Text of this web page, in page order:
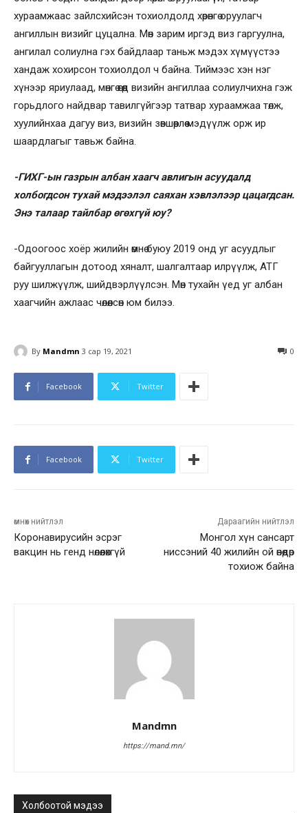
хураамжаас зайлсхийсэн тохиолдолд хөрөнгө оруулагч
ангиллын визийг цуцална. Мөн зарим иргэд виз гаргуулна,
ангилал солиулна гэх байдлаар таньж мэдэх хүмүүстээ
хандаж хохирсон тохиолдол ч байна. Тиймээс хэн нэг
хүнээр яриулаад, мөнгө өгөөд визийн ангиллаа солиулчихна гэж
горьдлого найдвар тавилгүйгээр татвар хураамжаа төлж,
хуулийнхаа дагуу виз, визийн зөвшөөрлөө мэдүүлж орж ир
шаардлагыг тавьж байна.
-ГИХГ-ын газрын албан хаагч авлигын асуудалд
холбогдсон тухай мэдээлэл саяхан хэвлэлээр цацагдсан.
Энэ талаар тайлбар өгөхгүй юу?
-Одоогоос хоёр жилийн өмнө буюу 2019 онд уг асуудлыг
байгууллагын дотоод хяналт, шалгалтаар илрүүлж, АТГ
руу шилжүүлж, шийдвэрлүүлсэн. Мөн тухайн үед уг албан
хаагчийн ажлаас чөлөөлсөн юм билээ.
By Mandmn 3 сар 19, 2021 0
Facebook Twitter
Facebook Twitter
өмнөх нийтлэл
Коронавирусийн эсрэг
вакцин нь генд нөлөөлөхгүй
Дараагийн нийтлэл
Монгол хүн сансарт
ниссэний 40 жилийн ой өнөөдөр
тохиож байна
Mandmn
https://mand.mn/
Холбоотой мэдээ